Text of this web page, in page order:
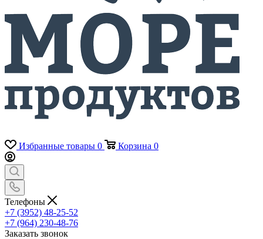
Избранные товары 0 Корзина 0
Телефоны
+7 (3952) 48-25-52
+7 (964) 230-48-76
Заказать звонок